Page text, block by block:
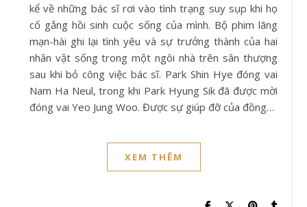
kể về những bác sĩ rơi vào tình trạng suy sụp khi họ
cố gắng hồi sinh cuộc sống của mình. Bộ phim lãng
mạn-hài ghi lại tình yêu và sự trưởng thành của hai
nhân vật sống trong một ngôi nhà trên sân thượng
sau khi bỏ công việc bác sĩ. Park Shin Hye đóng vai
Nam Ha Neul, trong khi Park Hyung Sik đã được mời
đóng vai Yeo Jung Woo. Được sự giúp đỡ của đồng…
XEM THÊM